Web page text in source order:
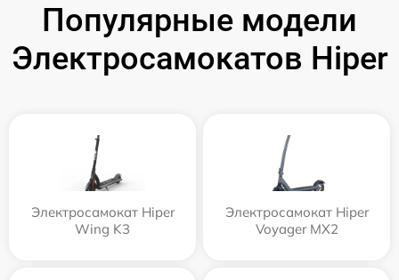
Популярные модели
Электросамокатов Hiper
Электросамокат Hiper
Wing K3
Электросамокат Hiper
Voyager MX2